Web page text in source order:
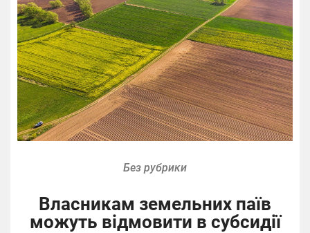
Без рубрики
Власникам земельних паїв
можуть відмовити в субсидії